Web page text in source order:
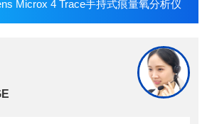
Microx 4 Trace手持式痕量氧分析仪